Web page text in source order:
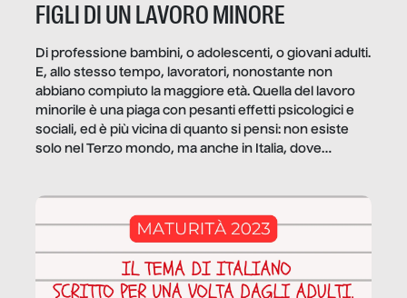
FIGLI DI UN LAVORO MINORE
Di professione bambini, o adolescenti, o giovani adulti.
E, allo stesso tempo, lavoratori, nonostante non
abbiano compiuto la maggiore età. Quella del lavoro
minorile è una piaga con pesanti effetti psicologici e
sociali, ed è più vicina di quanto si pensi: non esiste
solo nel Terzo mondo, ma anche in Italia, dove